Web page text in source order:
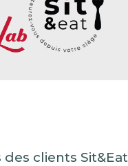
clients Sit&Eat